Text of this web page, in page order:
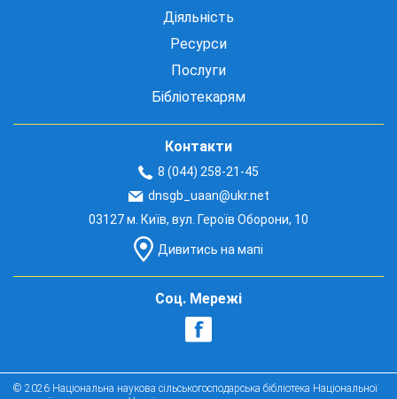
Діяльність
Ресурси
Послуги
Бібліотекарям
Контакти
8 (044) 258-21-45
dnsgb_uaan@ukr.net
03127 м. Київ, вул. Героїв Оборони, 10
Дивитись на мапі
Соц. Мережі
© 2026 Національна наукова сільськогосподарська бібліотека Національної